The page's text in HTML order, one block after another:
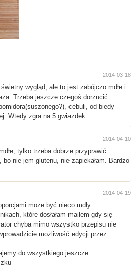
2014-03-18
wygląd, ale to jest zabójczo mdłe i
Trzeba jeszcze czegoś dorzucić
cebuli, od biedy
Wtedy zgra na 5 gwiazdek
2014-04-10
tylko trzeba dobrze przyprawić.
bo nie jem glutenu, nie zapiekałam. Bardzo
2014-04-19
może być nieco mdły.
które dosłałam mailem gdy się
chyba mimo wszystko przepisu nie
możliwość edycji przez
do wszystkiego jeszcze: